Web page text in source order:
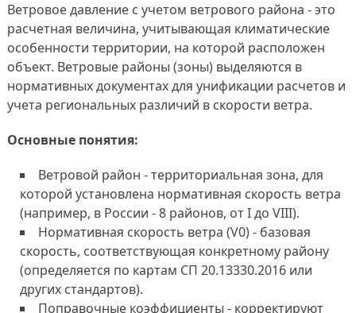
Ветровое давление с учетом ветрового района - это
расчетная величина, учитывающая климатические
особенности территории, на которой расположен
объект. Ветровые районы (зоны) выделяются в
нормативных документах для унификации расчетов и
учета региональных различий в скорости ветра.
Основные понятия:
Ветровой район - территориальная зона, для
которой установлена нормативная скорость ветра
(например, в России - 8 районов, от I до VIII).
Нормативная скорость ветра (V0) - базовая
скорость, соответствующая конкретному району
(определяется по картам СП 20.13330.2016 или
других стандартов).
Поправочные коэффициенты - корректируют